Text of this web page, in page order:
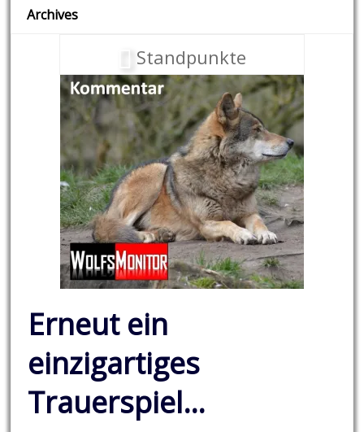
Archives
Standpunkte
Erneut ein
einzigartiges
Trauerspiel…